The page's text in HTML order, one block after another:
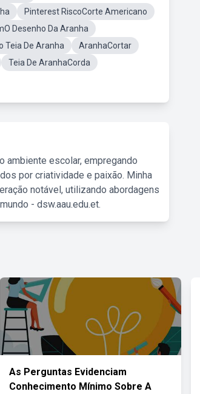
Pinterest RiscoCorte Americano
Desenho Da Aranha
Teia De Aranha
AranhaCortar
Teia De AranhaCorda
ambiente escolar, empregando
por criatividade e paixão. Minha
notável, utilizando abordagens
- dsw.aau.edu.et.
As Perguntas Evidenciam
Conhecimento Mínimo Sobre A